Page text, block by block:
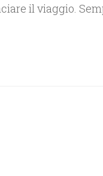
il viaggio.